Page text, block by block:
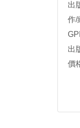
出
作/
出
價